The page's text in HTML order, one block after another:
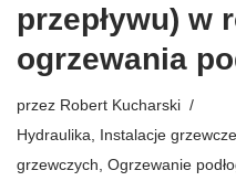
przepływu) w
ogrzewania
przez Robert Kucharski
Hydraulika
Instalacje grzewcze
grzewczych Ogrzewanie